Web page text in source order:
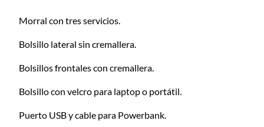
a
t
a
Morral con tres servicios.
Bolsillo lateral sin cremallera.
Bolsillos frontales con cremallera.
Bolsillo con velcro para laptop o portátil.
Puerto USB y cable para Powerbank.